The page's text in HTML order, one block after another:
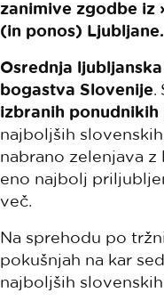
zanimive zgodbe iz
(in ponos) Ljubljane.
Osrednja
bogastva Slovenije.
izbranih
najboljših
nabrano zelenjava
eno najbolj
več.
Na sprehodu po
pokušnjah na kar
najboljših